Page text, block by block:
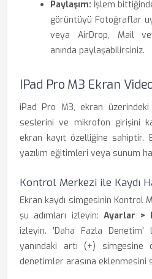
Paylaşım: İşlem
görüntüyü Fotoğraflar
veya AirDrop, Mail
anında paylaşabilirsiniz.
IPad Pro M3 Ekran
iPad Pro M3, ekran
seslerini ve mikrofon girişini
ekran kayıt özelliğine sahiptir.
yazılım eğitimleri veya sunum
Kontrol Merkezi ile Kaydı
Ekran kaydı simgesinin Kontrol
şu adımları izleyin: Ayarlar >
izleyin. 'Daha Fazla Denetim'
yanındaki artı (+) simgesine
denetimler arasına eklenmesini